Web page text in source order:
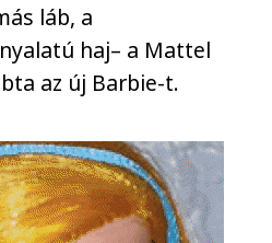
láb, a
haj– a Mattel
az új Barbie-t.